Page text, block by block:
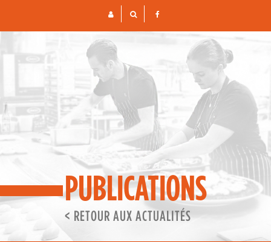
PUBLICATIONS
< RETOUR AUX ACTUALITÉS